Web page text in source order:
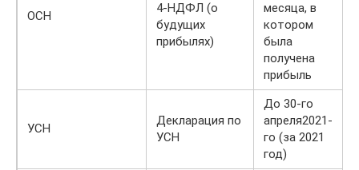
ОСН
4-НДФЛ (о
будущих
прибылях)
месяца, в
котором
была
получена
прибыль
УСН
Декларация по
УСН
До 30-го
апреля2021-
го (за 2021
год)